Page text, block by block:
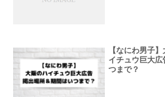
【なにわ男子
イチュウ巨大
つまで？